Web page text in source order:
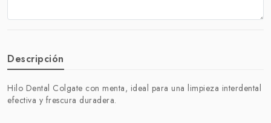
Descripción
Hilo Dental Colgate con menta, ideal para una limpieza interdental
efectiva y frescura duradera.